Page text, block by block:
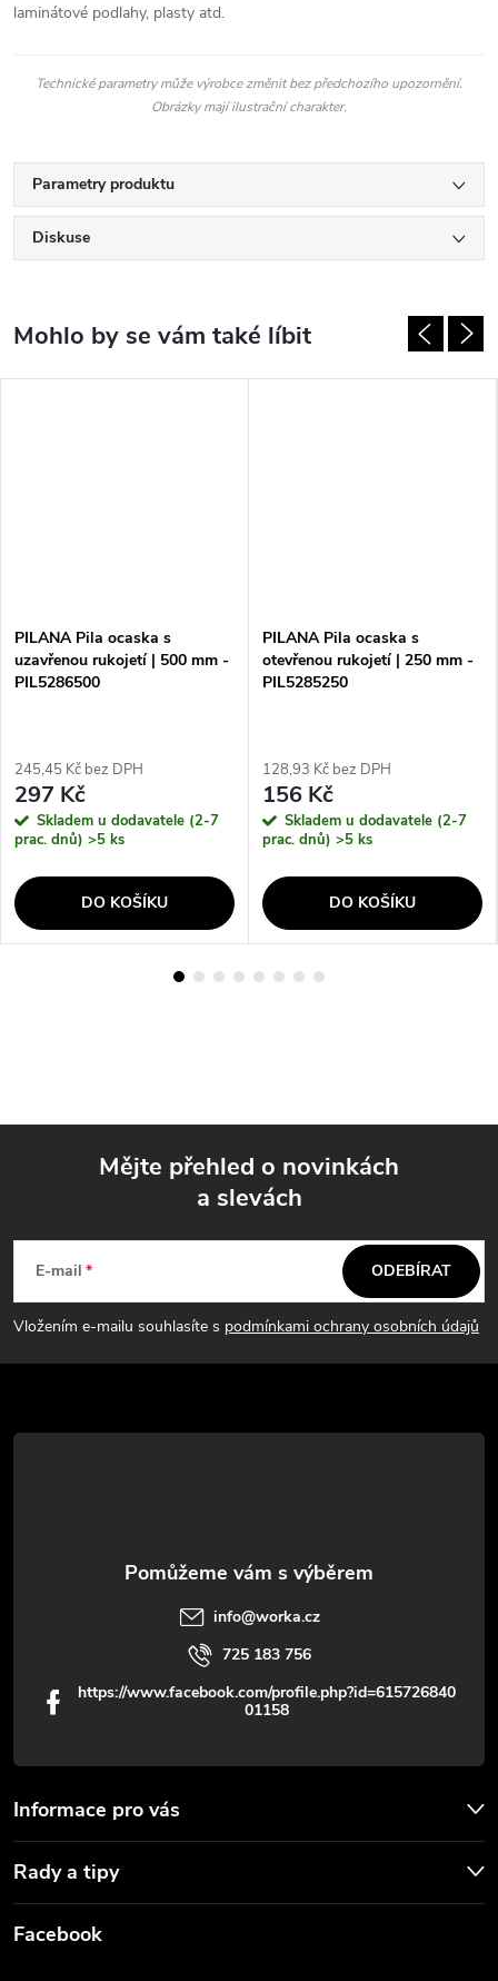
laminátové podlahy, plasty atd.
Technické parametry může výrobce změnit bez předchozího upozornění.
Obrázky mají ilustrační charakter.
Parametry produktu
Diskuse
PILANA Pila ocaska s
uzavřenou rukojetí | 500 mm -
PIL5286500
245,45 Kč bez DPH
297 Kč
Skladem u dodavatele (2-7
prac. dnů) >5 ks
DO KOŠÍKU
PILANA Pila ocaska s
otevřenou rukojetí | 250 mm -
PIL5285250
128,93 Kč bez DPH
156 Kč
Skladem u dodavatele (2-7
prac. dnů) >5 ks
DO KOŠÍKU
p
a
t
Mějte přehled o novinkách
a slevách
E-mail
Vložením e-mailu souhlasíte s podmínkami ochrany osobních údajů
ODEBÍRAT
Informace pro vás
Rady a tipy
info@worka.cz
725 183 756
https://www.facebook.com/profile.php?id=615726840
01158
Facebook